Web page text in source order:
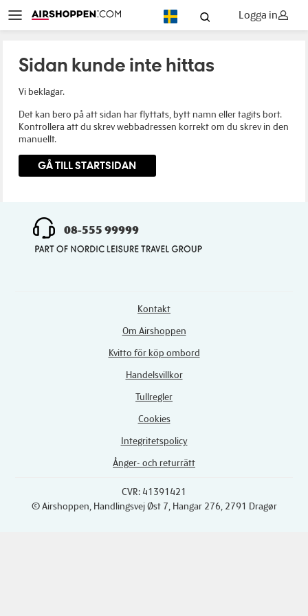
Logga in
Sidan kunde inte hittas
Vi beklagar.
Det kan bero på att sidan har flyttats, bytt namn eller tagits bort.
Kontrollera att du skrev webbadressen korrekt om du skrev in den
manuellt.
GÅ TILL STARTSIDAN
08-555 99999
Kontakt
Om Airshoppen
Kvitto för köp ombord
Handelsvillkor
Tullregler
Cookies
Integritetspolicy
Ånger- och returrätt
CVR: 41391421
© Airshoppen, Handlingsvej Øst 7, Hangar 276, 2791 Dragør